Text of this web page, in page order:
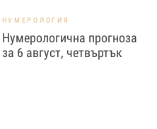
НУМЕРОЛОГИЯ
Нумерологична прогноза
за 6 август, четвъртък